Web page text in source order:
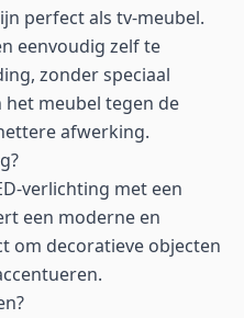
perfect als tv-meubel.
eenvoudig zelf te
zonder speciaal
het meubel tegen de
afwerking.
verlichting met een
een moderne en
om decoratieve objecten